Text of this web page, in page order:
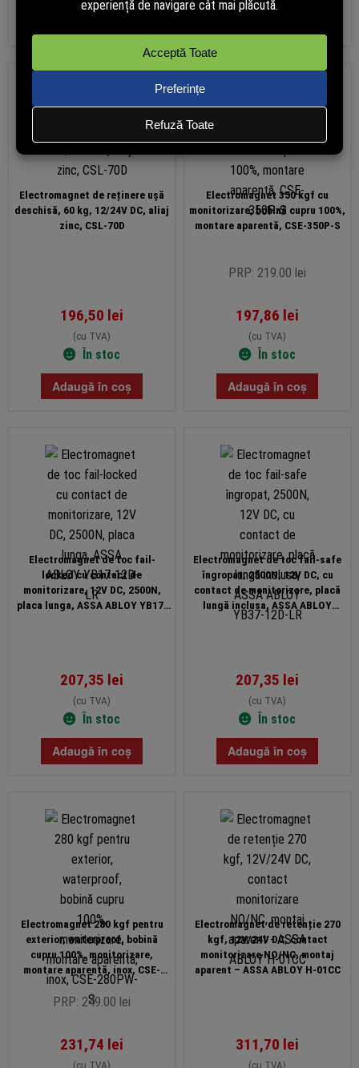
Electromagnet de reținere ușă
deschisă, 60 kg, 12/24V DC, aliaj
zinc, CSL-70D
196,50 lei
(cu TVA)
În stoc
Adaugă în coș
Electromagnet 350 kgf cu
monitorizare, bobină cupru 100%,
montare aparentă, CSE-350P-S
PRP: 219.00 lei
197,86 lei
(cu TVA)
În stoc
Adaugă în coș
Electromagnet de toc fail-
locked cu contact de
monitorizare, 12V DC, 2500N,
placa lunga, ASSA ABLOY YB17-
207,35 lei
(cu TVA)
În stoc
Adaugă în coș
Electromagnet de toc fail-safe
îngropat, 2500N, 12V DC, cu
contact de monitorizare, placă
lungă inclusa, ASSA ABLOY
YB37-12D-LR
207,35 lei
(cu TVA)
În stoc
Adaugă în coș
Electromagnet 280 kgf pentru
exterior, waterproof, bobină
cupru 100%, monitorizare,
montare aparentă, inox, CSE-
280PW-S
PRP: 249.00 lei
231,74 lei
(cu TVA)
Electromagnet de retenție 270
kgf, 12V/24V DC, contact
monitorizare NO/NC, montaj
aparent – ASSA ABLOY H-01CC
311,70 lei
(cu TVA)